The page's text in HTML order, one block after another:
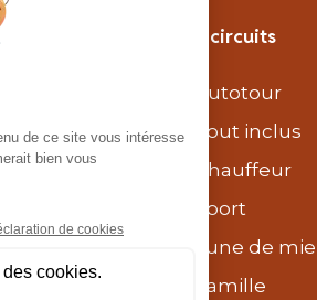
de Santa
Nos circuits
Autotour
Tout inclus
Chauffeur
Sport
Lune de miel
Famille